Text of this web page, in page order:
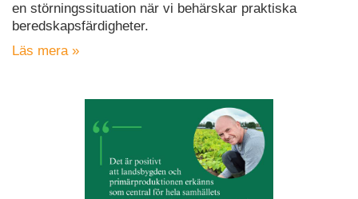
en störningssituation när vi behärskar praktiska
beredskapsfärdigheter.
Läs mera »